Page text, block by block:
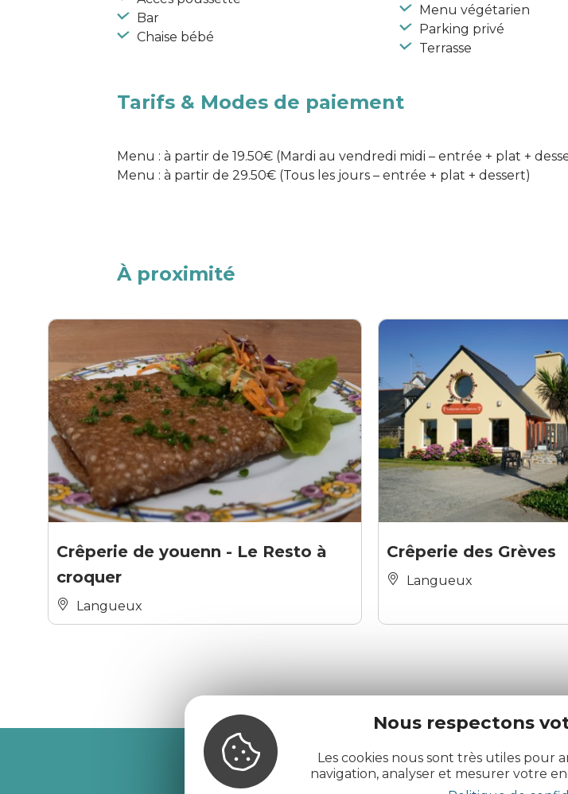
Nous respectons
Les cookies nous sont très utiles pour
navigation, analyser et mesurer votre
Bar
Chaise bébé
Menu végétarien
Parking privé
Terrasse
Tarifs & Modes de paiement
Menu : à partir de 19.50€ (Mardi au vendredi midi – entrée + plat +
Menu : à partir de 29.50€ (Tous les jours – entrée + plat + dessert)
À proximité
Crêperie de youenn - Le Resto à
croquer
Langueux
Crêperie des Grèves
Langueux
Recevez l’actualité des